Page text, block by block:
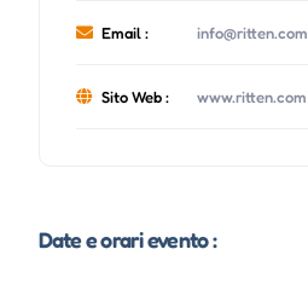
Email : info@ritten.com
Sito Web : www.ritten.com
Date e orari evento :